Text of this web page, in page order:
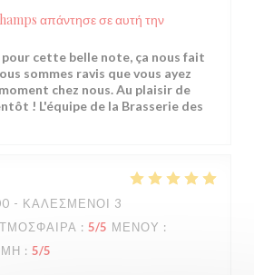
απάντησε σε αυτή την
cette belle note, ça nous fait
sommes ravis que vous ayez
chez nous. Au plaisir de
! L'équipe de la Brasserie des
- ΚΑΛΕΣΜΈΝΟΙ 3
: 5/5 ΜΕΝΟΎ :
: 5/5